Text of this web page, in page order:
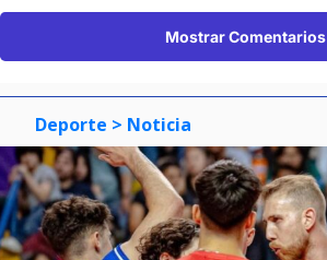
Mostrar Comentarios
Deporte > Noticia